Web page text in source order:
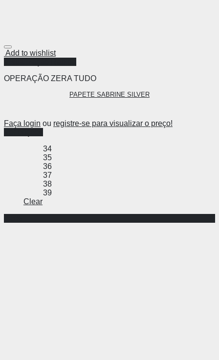
Add to wishlist
OPERAÇÃO ZERA TUDO
PAPETE SABRINE SILVER
Faça login ou registre-se para visualizar o preço!
34
35
36
37
38
39
Clear